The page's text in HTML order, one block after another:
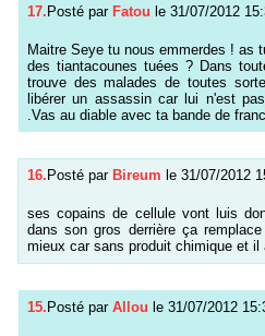
17.Posté par Fatou le 31/07/2012
Maitre Seye tu nous emmerdes ! as
des tiantacounes tuées ? Dans
trouve des malades de toutes
libérer un assassin car lui n'est
.Vas au diable avec ta bande de
16. Posté par Bireum le 31/07/2012
ses copains de cellule vont luis
dans son gros derrière ça
mieux car sans produit chimique et
15. Posté par Allou le 31/07/2012